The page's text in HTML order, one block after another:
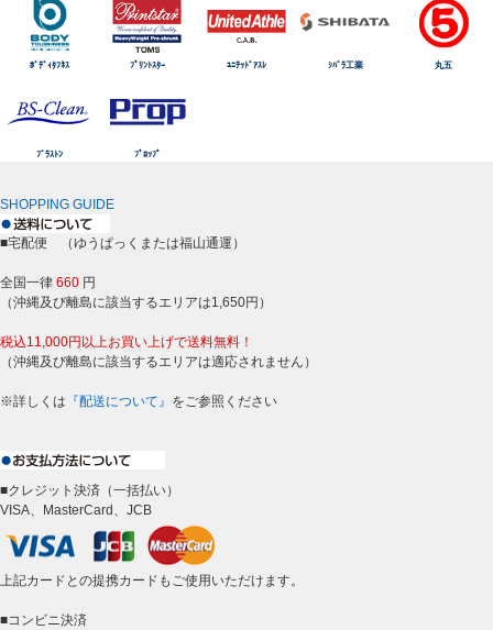
ﾎﾞﾃﾞｨﾀﾌﾈｽ ﾌﾟﾘﾝﾄｽﾀｰ ﾕﾆﾃｯﾄﾞｱｽﾚ ｼﾊﾞﾗ工業 丸五
ﾌﾞﾗｽﾄﾝ ﾌﾟﾛｯﾌﾟ
SHOPPING GUIDE
■宅配便 （ゆうぱっくまたは福山通運）
全国一律 660 円
（沖縄及び離島に該当するエリアは1,650円）
税込11,000円以上お買い上げで送料無料！
（沖縄及び離島に該当するエリアは適応されません）
※詳しくは 『配送について』 をご参照ください
■クレジット決済（一括払い）
VISA、MasterCard、JCB
上記カードとの提携カードもご使用いただけます。
■コンビニ決済